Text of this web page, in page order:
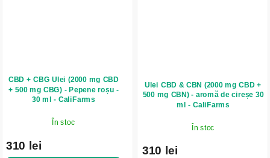
CBD + CBG Ulei (2000 mg CBD
+ 500 mg CBG) - Pepene roșu -
30 ml - CaliFarms
În stoc
310 lei
Ulei CBD & CBN (2000 mg CBD +
500 mg CBN) - aromă de cireșe 30
ml - CaliFarms
În stoc
310 lei